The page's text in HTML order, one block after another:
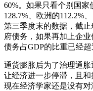
60%。如果只看个别国
128.7%、欧洲的112.2%
第三季度末的数据，截
府债务，如果再加上企
债务占GDP的比重已经超
通货膨胀后为了治理通
让经济进一步停滞，且
现在经济学家还是没有